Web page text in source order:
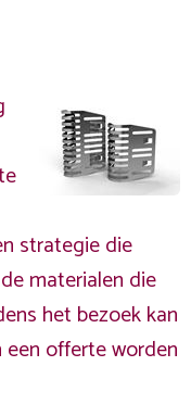
strategie die
materialen die
het bezoek kan
offerte worden